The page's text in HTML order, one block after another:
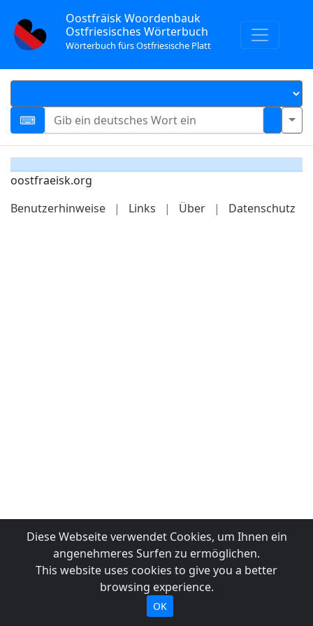
Oostfräisk Woordenbauk
Ostfriesisches Wörterbuch
Wörterbuch fürs Ostfriesische Platt
oostfraeisk.org
Benutzerhinweise
| Links | Über | Datenschutz
Diese Webseite verwendet Cookies, um Ihnen ein
angenehmeres Surfen zu ermöglichen.
This website uses cookies to give you a better
browsing experience.
OK